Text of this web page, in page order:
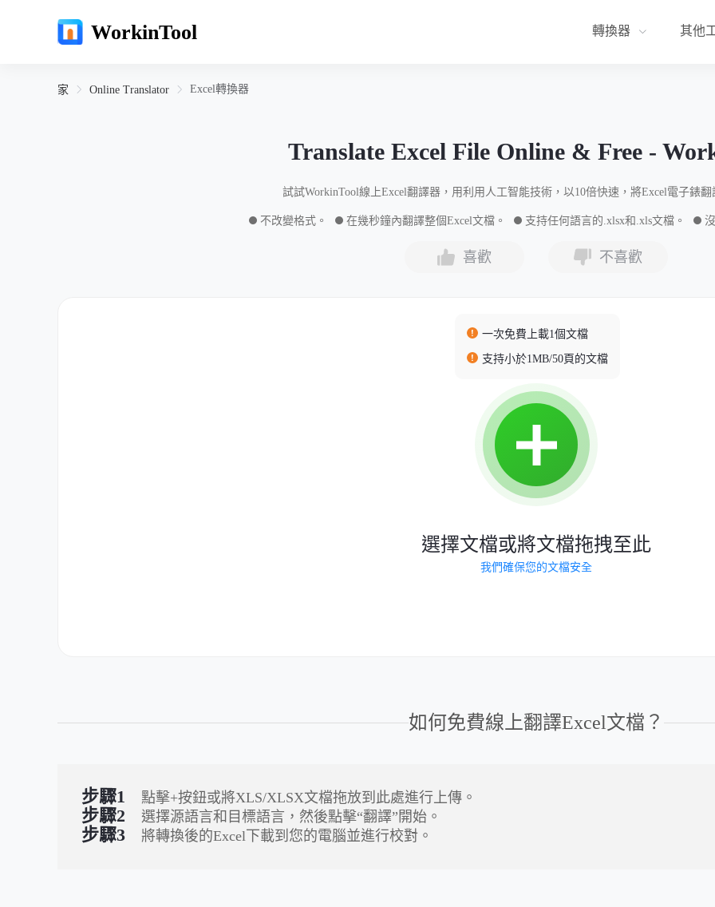
WorkinTool 轉換器 其他
家 Online Translator Excel轉換器
Translate Excel File Online & Free -
試試WorkinTool線上Excel翻譯器，用利用人工智能技術，以10倍快速，將Excel電子錶翻
不改變格式。 在幾秒鐘內翻譯整個Excel文檔。 支持任何語言的.xlsx和.xls文檔。 沒
喜歡 不喜歡
一次免費上載1個文檔
支持小於1MB/50頁的文檔
選擇文檔或將文檔拖拽至此
我們確保您的文檔安全
如何免費線上翻譯Excel文檔？
步驟1 點擊+按鈕或將XLS/XLSX文檔拖放到此處進行上傳。
步驟2 選擇源語言和目標語言，然後點擊“翻譯”開始。
步驟3 將轉換後的Excel下載到您的電腦並進行校對。